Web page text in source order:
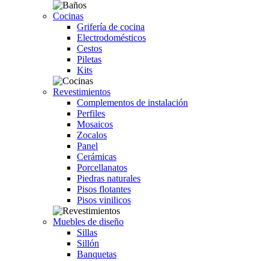
Cocinas
Grifería de cocina
Electrodomésticos
Cestos
Piletas
Kits
Revestimientos
Complementos de instalación
Perfiles
Mosaicos
Zocalos
Panel
Cerámicas
Porcellanatos
Piedras naturales
Pisos flotantes
Pisos vinilicos
Muebles de diseño
Sillas
Sillón
Banquetas